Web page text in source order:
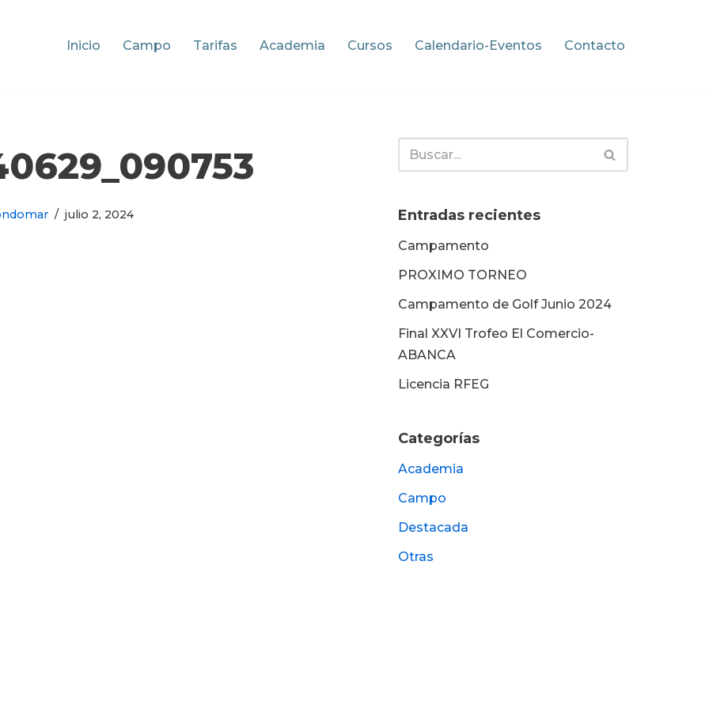
Inicio Campo Tarifas Academia Cursos Calendario-Eventos Contacto
julio 2, 2024 Entradas recientes
Campamento
PROXIMO TORNEO
Campamento de Golf Junio 2024
Final XXVI Trofeo El Comercio-
ABANCA
Licencia RFEG
Categorías
Academia
Campo
Destacada
Otras